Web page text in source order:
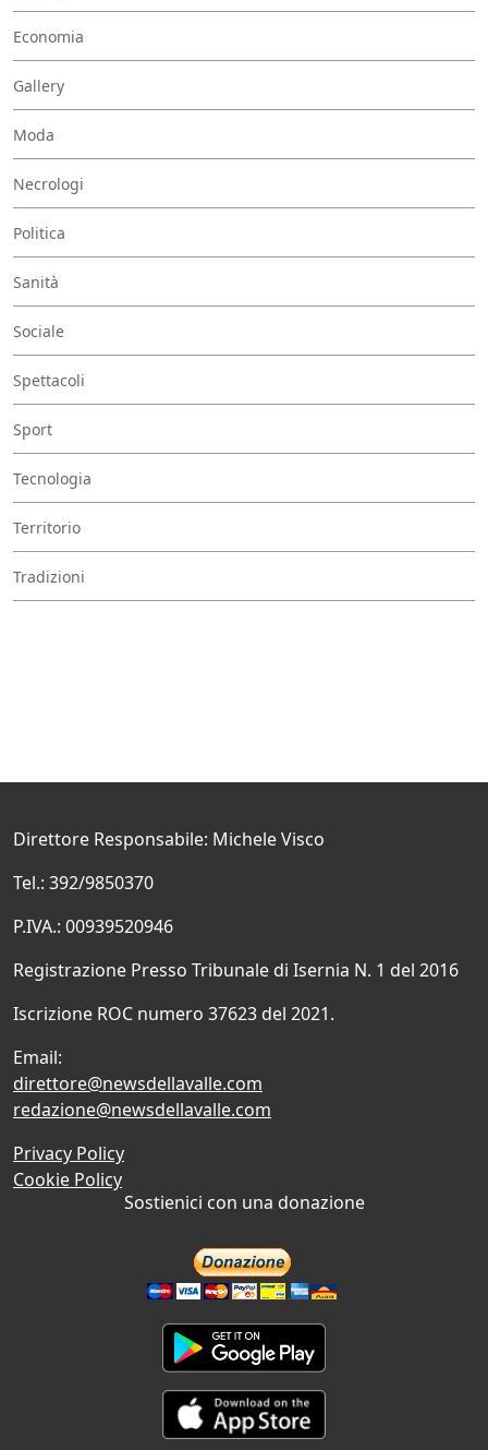
Economia
Gallery
Moda
Necrologi
Politica
Sanità
Sociale
Spettacoli
Sport
Tecnologia
Territorio
Tradizioni
Direttore Responsabile: Michele Visco
Tel.: 392/9850370
P.IVA.: 00939520946
Registrazione Presso Tribunale di Isernia N. 1 del 2016
Iscrizione ROC numero 37623 del 2021.
Email:
direttore@newsdellavalle.com
redazione@newsdellavalle.com
Privacy Policy
Cookie Policy
Sostienici con una donazione